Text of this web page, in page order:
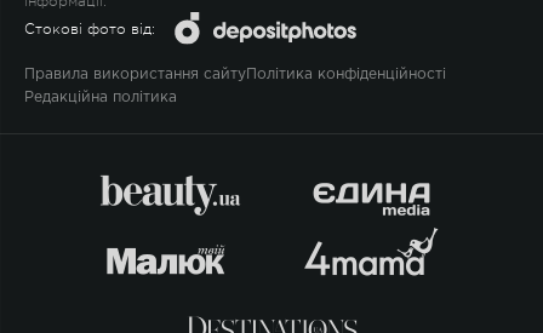
Стокові фото від:
Правила використання сайту Політика конфіденційності
Редакційна політика